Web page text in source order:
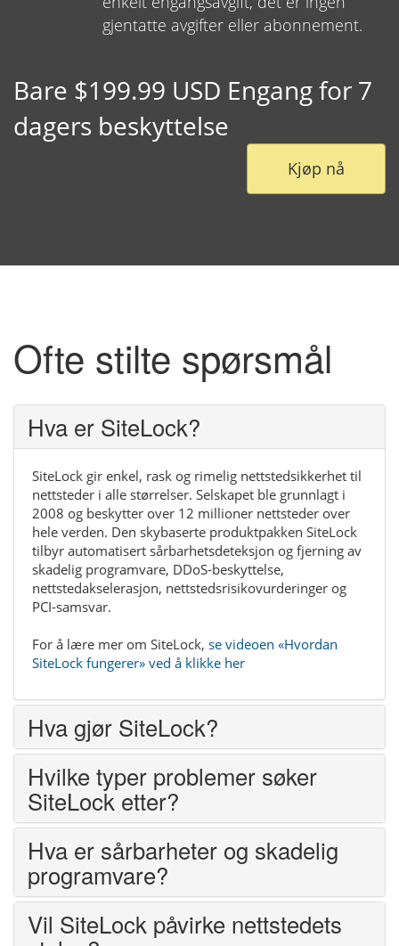
gjentatte avgifter eller abonnement.
Bare $199.99 USD Engang for 7
dagers beskyttelse
Kjøp nå
Ofte stilte spørsmål
Hva er SiteLock?
SiteLock gir enkel, rask og rimelig nettstedsikkerhet til
nettsteder i alle størrelser. Selskapet ble grunnlagt i
2008 og beskytter over 12 millioner nettsteder over
hele verden. Den skybaserte produktpakken SiteLock
tilbyr automatisert sårbarhetsdeteksjon og fjerning av
skadelig programvare, DDoS-beskyttelse,
nettstedakselerasjon, nettstedsrisikovurderinger og
PCI-samsvar.
For å lære mer om SiteLock, se videoen «Hvordan
SiteLock fungerer» ved å klikke her
Hva gjør SiteLock?
Hvilke typer problemer søker
SiteLock etter?
Hva er sårbarheter og skadelig
programvare?
Vil SiteLock påvirke nettstedets